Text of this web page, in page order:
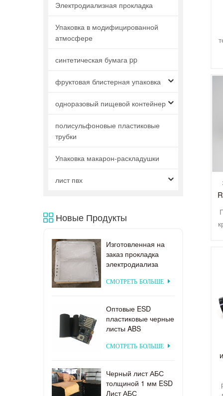
Электродиализная прокладка
Упаковка в модифицированной
атмосфере
синтетическая бумага pp
фруктовая блистерная упаковка
одноразовый пищевой контейнер
полисульфоновые пластиковые
трубки
Упаковка макарон-раскладушки
лист пвх
Новые Продукты
Изготовленная на
заказ прокладка
электродиализа
пластиковая для
СМОТРЕТЬ БОЛЬШЕ
Оптовые ESD
пластиковые черные
листы ABS
термоформования
СМОТРЕТЬ БОЛЬШЕ
Черный лист АБС
толщиной 1 мм ESD
Лист АБС